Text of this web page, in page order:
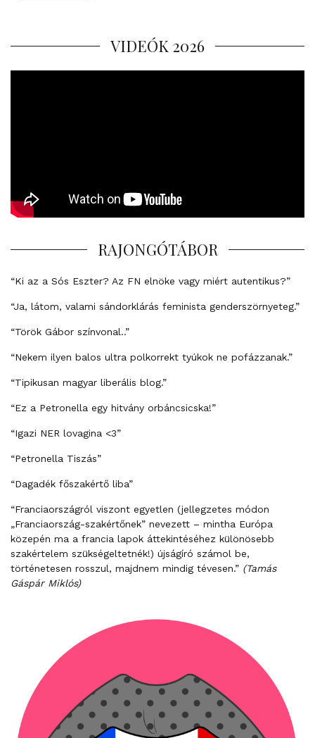
VIDEÓK 2026
RAJONGÓTÁBOR
“Ki az a Sós Eszter? Az FN elnöke vagy miért autentikus?”
“Ja, látom, valami sándorklárás feminista genderszörnyeteg.”
“Török Gábor színvonal..”
“Nekem ilyen balos ultra polkorrekt tyúkok ne pofázzanak.”
“Tipikusan magyar liberális blog.”
“Ez a Petronella egy hitvány orbáncsicska!”
“Igazi NER lovagina <3”
“Petronella Tiszás”
“Dagadék főszakértő liba”
“Franciaországról viszont egyetlen (jellegzetes módon
„Franciaország-szakértőnek” nevezett – mintha Európa
közepén ma a francia lapok áttekintéséhez különösebb
szakértelem szükségeltetnék!) újságíró számol be,
történetesen rosszul, majdnem mindig tévesen.” (Tamás
Gáspár Miklós)